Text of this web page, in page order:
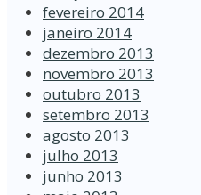
fevereiro 2014
janeiro 2014
dezembro 2013
novembro 2013
outubro 2013
setembro 2013
agosto 2013
julho 2013
junho 2013